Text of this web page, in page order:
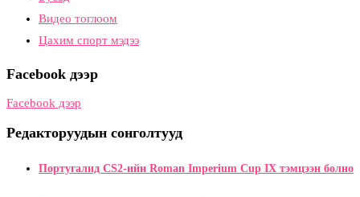
Видео тоглоом
Цахим спорт мэдээ
Facebook дээр
Facebook дээр
Редакторуудын сонголтууд
Португалид CS2-ийн Roman Imperium Cup IX тэмцээн болно